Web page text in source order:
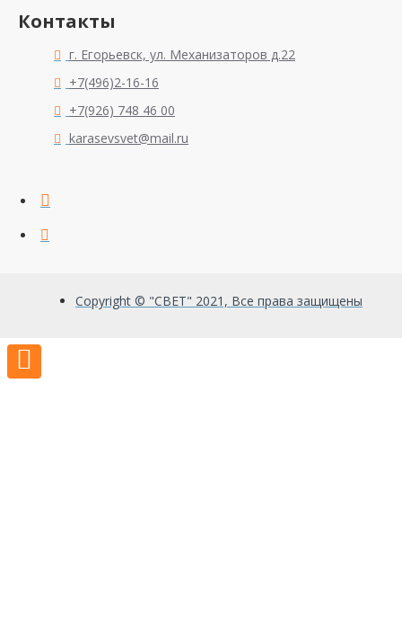
Контакты
г. Егорьевск, ул. Механизаторов д.22
+7(496)2-16-16
+7(926) 748 46 00
karasevsvet@mail.ru
Copyright © "СВЕТ" 2021, Все права защищены